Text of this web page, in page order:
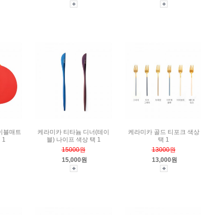
블매트
1
케라미카 티타늄 디너(테이
블) 나이프 색상 택 1
15000원
15,000원
케라미카 골드 티포크 색상
택 1
13000원
13,000원